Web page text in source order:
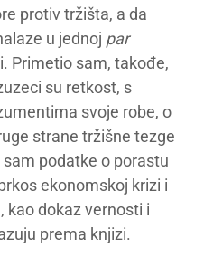
protiv tržišta, a da
u jednoj par
Primetio sam, takođe,
su retkost, s
svoje robe, o
strane tržišne tezge
podatke o porastu
ekonomskoj krizi i
dokaz vernosti i
prema knjizi.